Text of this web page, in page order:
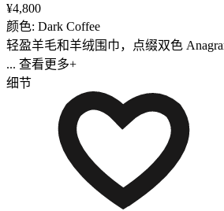
¥4,800
颜色: Dark Coffee
轻盈羊毛和羊绒围巾，点缀双色
... 查看更多+
细节